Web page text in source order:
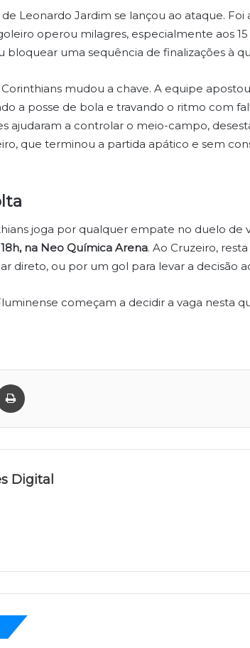
Leonardo Jardim se lançou ao ataque. Foi
operou milagres, especialmente aos
bloquear uma sequência de finalizações à
mudou a chave. A equipe
a posse de bola e travando o ritmo com
ajudaram a controlar o meio-campo,
que terminou a partida apático e sem
joga por qualquer empate no duelo de
na Neo Química Arena. Ao Cruzeiro,
direto, ou por um gol para levar a decisão
começam a decidir a vaga nesta
via e-mail
Digital